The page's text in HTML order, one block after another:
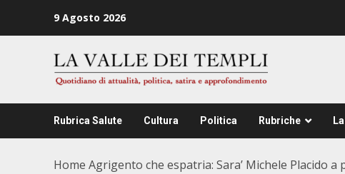
9 Agosto 2026
Rubrica Salute Cultura Politica Rubriche
Home Agrigento che espatria: Sara’ Michele Placido